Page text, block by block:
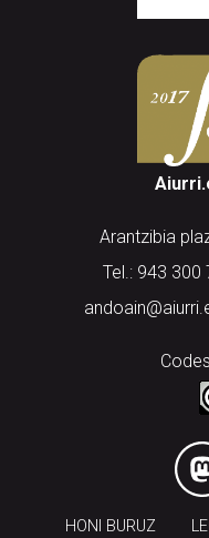
Arantzibia
Tel.: 943 300
HONI BURUZ